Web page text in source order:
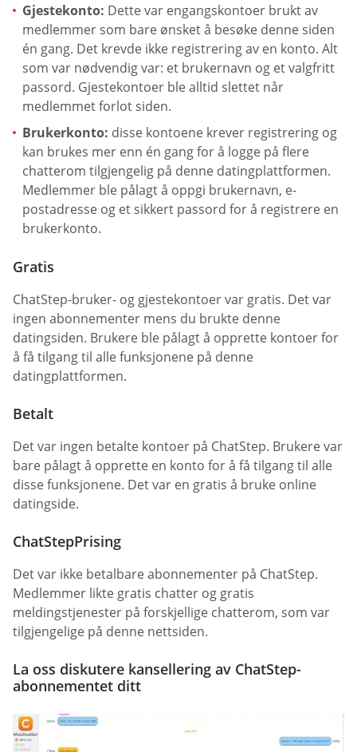
Gjestekonto: Dette var engangskontoer brukt av
medlemmer som bare ønsket å besøke denne siden
én gang. Det krevde ikke registrering av en konto. Alt
som var nødvendig var: et brukernavn og et valgfritt
passord. Gjestekontoer ble alltid slettet når
medlemmet forlot siden.
Brukerkonto: disse kontoene krever registrering og
kan brukes mer enn én gang for å logge på flere
chatterom tilgjengelig på denne datingplattformen.
Medlemmer ble pålagt å oppgi brukernavn, e-
postadresse og et sikkert passord for å registrere en
brukerkonto.
Gratis
ChatStep-bruker- og gjestekontoer var gratis. Det var
ingen abonnementer mens du brukte denne
datingsiden. Brukere ble pålagt å opprette kontoer for
å få tilgang til alle funksjonene på denne
datingplattformen.
Betalt
Det var ingen betalte kontoer på ChatStep. Brukere var
bare pålagt å opprette en konto for å få tilgang til alle
disse funksjonene. Det var en gratis å bruke online
datingside.
ChatStepPrising
Det var ikke betalbare abonnementer på ChatStep.
Medlemmer likte gratis chatter og gratis
meldingstjenester på forskjellige chatterom, som var
tilgjengelige på denne nettsiden.
La oss diskutere kansellering av ChatStep-
abonnementet ditt